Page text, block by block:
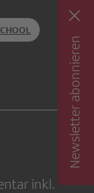
inkl.
Newsletter abonnieren